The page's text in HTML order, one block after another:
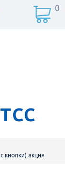
0
кнопки) акция